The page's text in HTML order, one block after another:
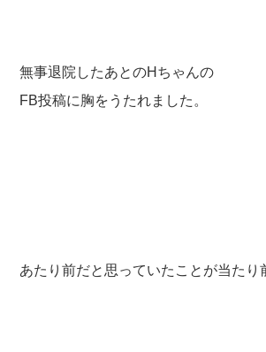
無事退院したあとのHちゃんの
FB投稿に胸をうたれました。
あたり前だと思っていたことが当たり